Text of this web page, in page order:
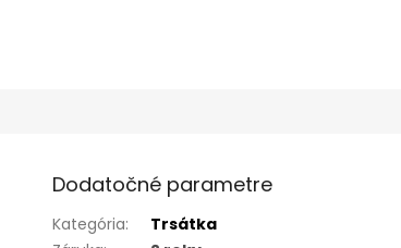
Dodatočné parametre
Kategória:
Trsátka